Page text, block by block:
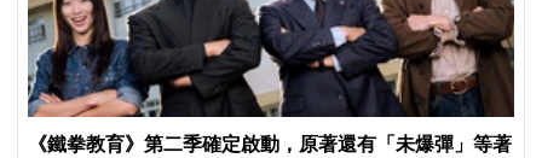
《鐵拳教育》第二季確定啟動，原著還有「未爆彈」等著